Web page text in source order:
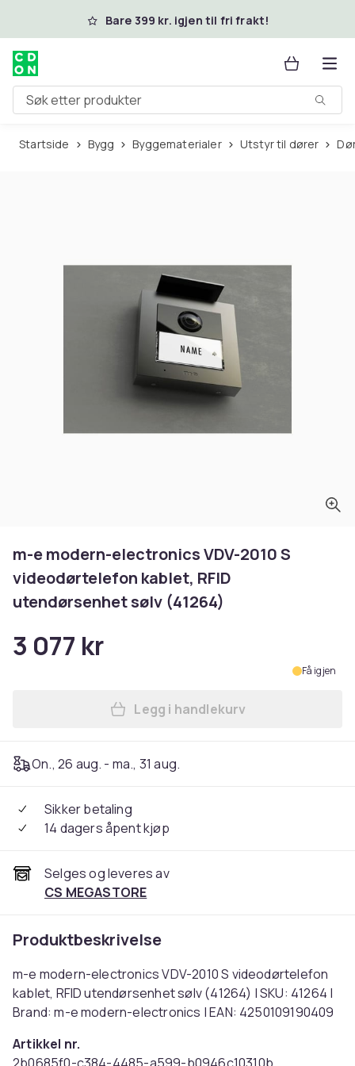
Hopp til hovedinnholdBare 399 kr. igjen til fri frakt!
Søk etter produkter
Startside Bygg Byggematerialer Utstyr til dører
m-e modern-electronics VDV-2010 S
videodørtelefon kablet, RFID
utendørsenhet sølv (41264)
3 077 kr
Få igjen
Legg m-e modern-
Legg i handlekurv
On., 26 aug. - ma., 31 aug.
Sikker betaling
14 dagers åpent kjøp
Selges og leveres av
CS MEGASTORE
Produktbeskrivelse
m-e modern-electronics VDV-2010 S videodørtelefon
kablet, RFID utendørsenhet sølv (41264) | SKU: 41264 |
Brand: m-e modern-electronics | EAN: 4250109190409
Artikkel nr.